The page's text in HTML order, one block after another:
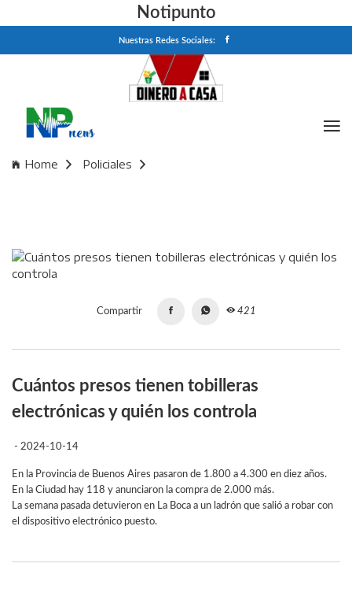
Notipunto
Nuestras Redes Sociales:
Home
Policiales
Compartir 421
Cuántos presos tienen tobilleras
electrónicas y quién los controla
- 2024-10-14
En la Provincia de Buenos Aires pasaron de 1.800 a 4.300 en diez años.
En la Ciudad hay 118 y anunciaron la compra de 2.000 más.
La semana pasada detuvieron en La Boca a un ladrón que salió a robar con
el dispositivo electrónico puesto.